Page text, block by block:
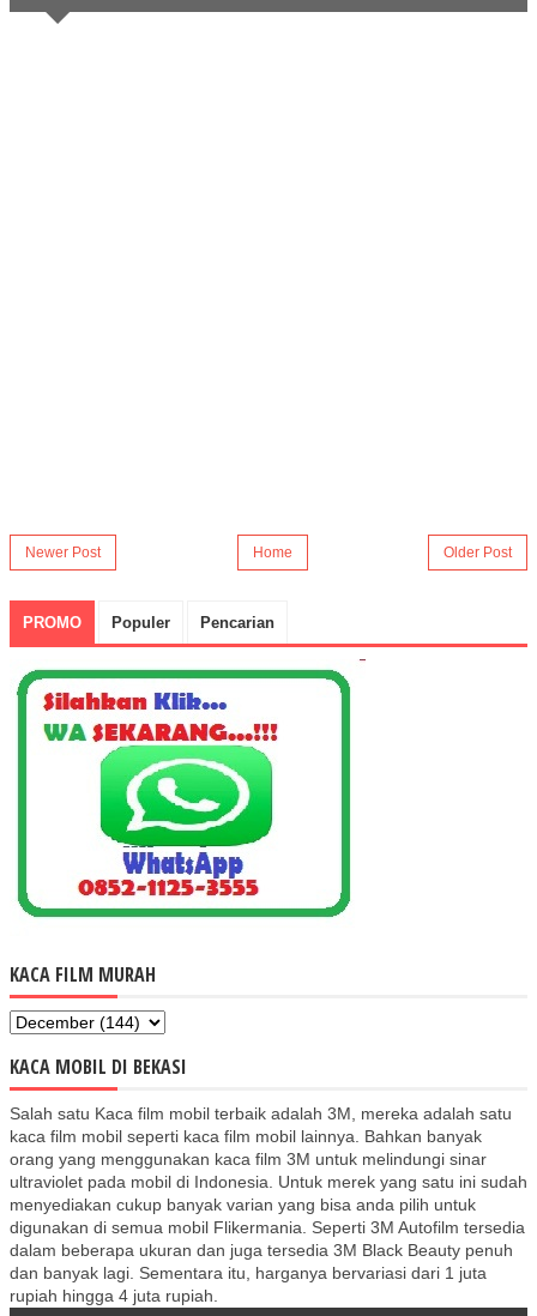
Newer Post Older Post
Home
PROMO Populer Pencarian
KACA FILM MURAH
KACA MOBIL DI BEKASI
Salah satu Kaca film mobil terbaik adalah 3M, mereka adalah satu
kaca film mobil seperti kaca film mobil lainnya. Bahkan banyak
orang yang menggunakan kaca film 3M untuk melindungi sinar
ultraviolet pada mobil di Indonesia. Untuk merek yang satu ini sudah
menyediakan cukup banyak varian yang bisa anda pilih untuk
digunakan di semua mobil Flikermania. Seperti 3M Autofilm tersedia
dalam beberapa ukuran dan juga tersedia 3M Black Beauty penuh
dan banyak lagi. Sementara itu, harganya bervariasi dari 1 juta
rupiah hingga 4 juta rupiah.